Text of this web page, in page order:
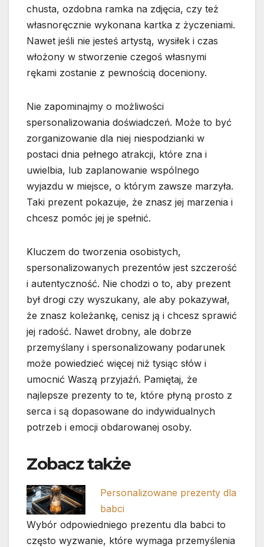
chusta, ozdobna ramka na zdjęcia, czy też
własnoręcznie wykonana kartka z życzeniami.
Nawet jeśli nie jesteś artystą, wysiłek i czas
włożony w stworzenie czegoś własnymi
rękami zostanie z pewnością doceniony.
Nie zapominajmy o możliwości
spersonalizowania doświadczeń. Może to być
zorganizowanie dla niej niespodzianki w
postaci dnia pełnego atrakcji, które zna i
uwielbia, lub zaplanowanie wspólnego
wyjazdu w miejsce, o którym zawsze marzyła.
Taki prezent pokazuje, że znasz jej marzenia i
chcesz pomóc jej je spełnić.
Kluczem do tworzenia osobistych,
spersonalizowanych prezentów jest szczerość
i autentyczność. Nie chodzi o to, aby prezent
był drogi czy wyszukany, ale aby pokazywał,
że znasz koleżankę, cenisz ją i chcesz sprawić
jej radość. Nawet drobny, ale dobrze
przemyślany i spersonalizowany podarunek
może powiedzieć więcej niż tysiąc słów i
umocnić Waszą przyjaźń. Pamiętaj, że
najlepsze prezenty to te, które płyną prosto z
serca i są dopasowane do indywidualnych
potrzeb i emocji obdarowanej osoby.
Zobacz także
Personalizowane prezenty dla
babci
Wybór odpowiedniego prezentu dla babci to
często wyzwanie, które wymaga przemyślenia